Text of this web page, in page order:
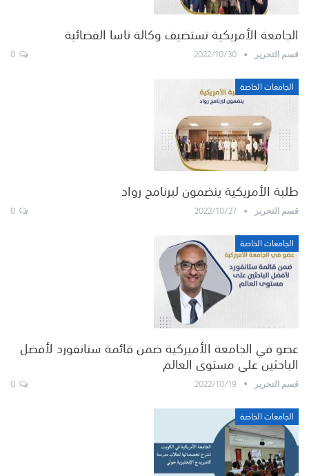
الجامعة الأمريكية تستضيف وكالة ناسا الفضائية
قسم التحرير 2022/10/30
الجامعات الخاصة
طلبة الأمريكية ينضمون لبرنامج رواد
قسم التحرير 2022/10/27
الجامعات الخاصة
عضو في الجامعة الأميركية ضمن قائمة ستانفورد لأفضل
الباحثين على مستوى العالم
قسم التحرير 2022/10/19
الجامعات الخاصة